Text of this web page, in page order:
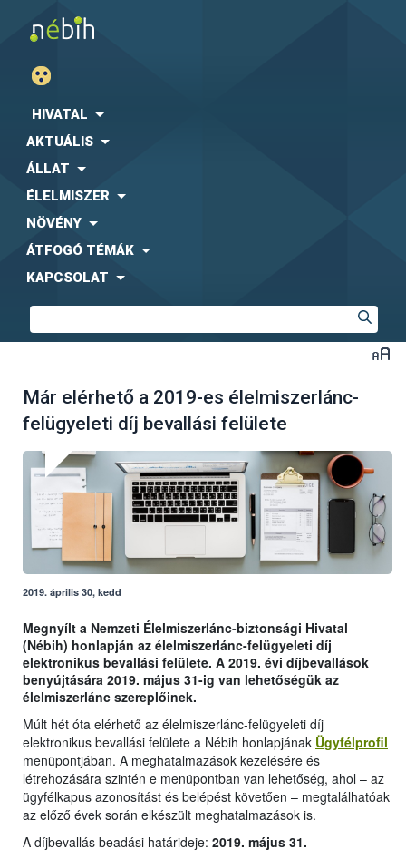
HIVATAL
AKTUÁLIS
ÁLLAT
ÉLELMISZER
NÖVÉNY
ÁTFOGÓ TÉMÁK
KAPCSOLAT
Már elérhető a 2019-es élelmiszerlánc-
felügyeleti díj bevallási felülete
2019. április 30, kedd
Megnyílt a Nemzeti Élelmiszerlánc-biztonsági Hivatal
(Nébih) honlapján az élelmiszerlánc-felügyeleti díj
elektronikus bevallási felülete. A 2019. évi díjbevallások
benyújtására 2019. május 31-ig van lehetőségük az
élelmiszerlánc szereplőinek.
Múlt hét óta elérhető az élelmiszerlánc-felügyeleti díj
elektronikus bevallási felülete a Nébih honlapjának Ügyfélprofil
menüpontjában. A meghatalmazások kezelésére és
létrehozására szintén e menüpontban van lehetőség, ahol – az
ügyfélkapus azonosítást és belépést követően – megtalálhatóak
az előző évek során elkészült meghatalmazások is.
A díjbevallás beadási határideje: 2019. május 31.